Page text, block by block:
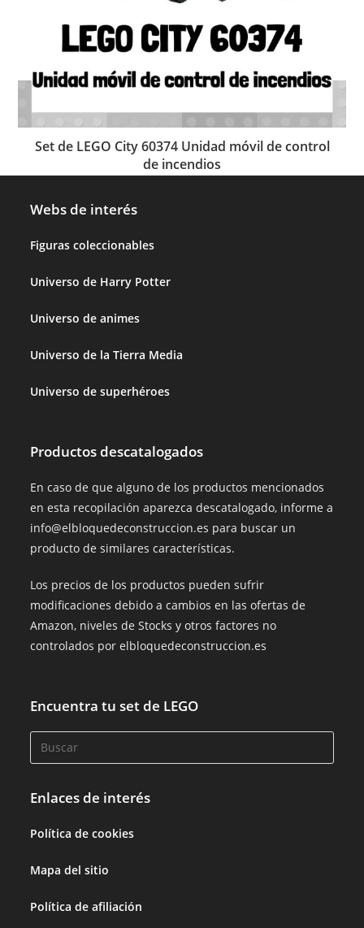
Set de LEGO City 60374 Unidad móvil de control
de incendios
Webs de interés
Figuras coleccionables
Universo de Harry Potter
Universo de animes
Universo de la Tierra Media
Universo de superhéroes
Productos descatalogados
En caso de que alguno de los productos mencionados
en esta recopilación aparezca descatalogado, informe a
info@elbloquedeconstruccion.es para buscar un
producto de similares características.
Los precios de los productos pueden sufrir
modificaciones debido a cambios en las ofertas de
Amazon, niveles de Stocks y otros factores no
controlados por elbloquedeconstruccion.es
Encuentra tu set de LEGO
Enlaces de interés
Política de cookies
Mapa del sitio
Política de afiliación